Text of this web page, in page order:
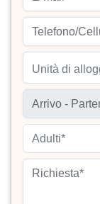
Unità di
Adulti*